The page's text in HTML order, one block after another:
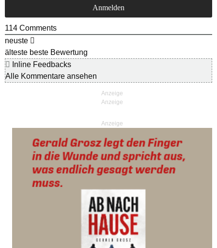
114 Comments
neuste
älteste beste Bewertung
Inline Feedbacks
Alle Kommentare ansehen
Anzeige